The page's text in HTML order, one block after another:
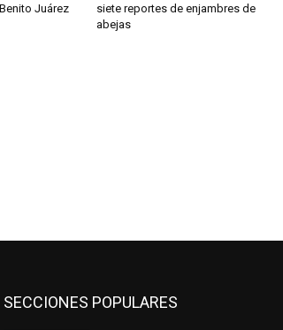
Juárez
siete reportes de enjambres de
abejas
SECCIONES POPULARES